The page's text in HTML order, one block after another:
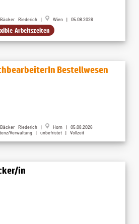
Riederich | Wien | 05.08.2026
Arbeitszeiten
Bestellwesen
Riederich |
Horn | 05.08.2026
Verwaltung | unbefristet | Vollzeit
in